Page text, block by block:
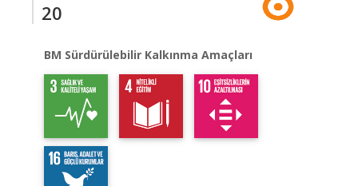
20
BM Sürdürülebilir Kalkınma Amaçları